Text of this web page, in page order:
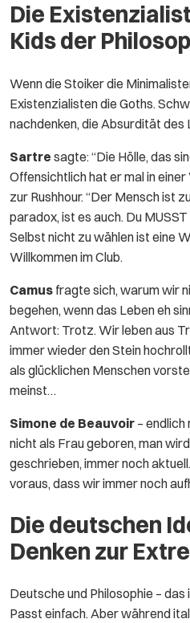
Die
Kids der
Wenn die Stoiker die
Existenzialisten die Goths.
nachdenken, die Absurdität des
Sartre sagte: “Die Hölle, das
Offensichtlich hat er mal in
zur Rushhour. “Der Mensch ist
paradox, ist es auch. Du
Selbst nicht zu wählen ist eine
Willkommen im Club.
Camus fragte sich, warum wir
begehen, wenn das Leben eh
Antwort: Trotz. Wir leben aus
immer wieder den Stein
als glücklichen Menschen
meinst…
Simone de Beauvoir – endlich
nicht als Frau geboren, man
geschrieben, immer noch
voraus, dass wir immer noch
Die deutschen
Denken zur
Deutsche und Philosophie –
Passt einfach. Aber während